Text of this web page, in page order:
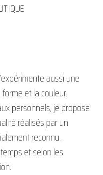
aussi une
et la couleur.
personnels, je propose
réalisés par un
reconnu.
et selon les